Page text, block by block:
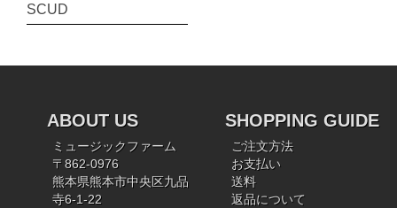
SCUD
ABOUT US
ミュージックファーム
〒862-0976
熊本県熊本市中央区九品
寺6-1-22
SHOPPING GUIDE
ご注文方法
お支払い
送料
返品について